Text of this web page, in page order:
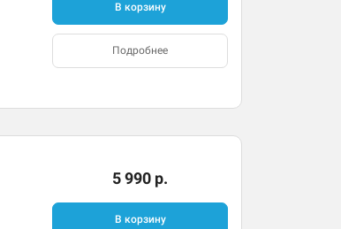
В корзину
Подробнее
5 990 р.
В корзину